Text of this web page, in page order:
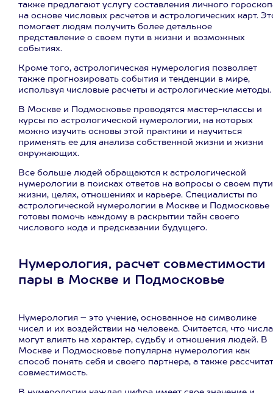
также предлагают услугу составления личного
на основе числовых расчетов и астрологических карт.
помогает людям получить более детальное
представление о своем пути в жизни и возможных
событиях.
Кроме того, астрологическая нумерология позволяет
также прогнозировать события и тенденции в мире,
используя числовые расчеты и астрологические методы.
В Москве и Подмосковье проводятся мастер-классы и
курсы по астрологической нумерологии, на которых
можно изучить основы этой практики и научиться
применять ее для анализа собственной жизни и жизни
окружающих.
Все больше людей обращаются к астрологической
нумерологии в поисках ответов на вопросы о своем
жизни, целях, отношениях и карьере. Специалисты по
астрологической нумерологии в Москве и Подмосковье
готовы помочь каждому в раскрытии тайн своего
числового кода и предсказании будущего.
Нумерология, расчет совместимости
пары в Москве и Подмосковье
Нумерология – это учение, основанное на символике
чисел и их воздействии на человека. Считается, что числа
могут влиять на характер, судьбу и отношения людей. В
Москве и Подмосковье популярна нумерология как
способ понять себя и своего партнера, а также
совместимость.